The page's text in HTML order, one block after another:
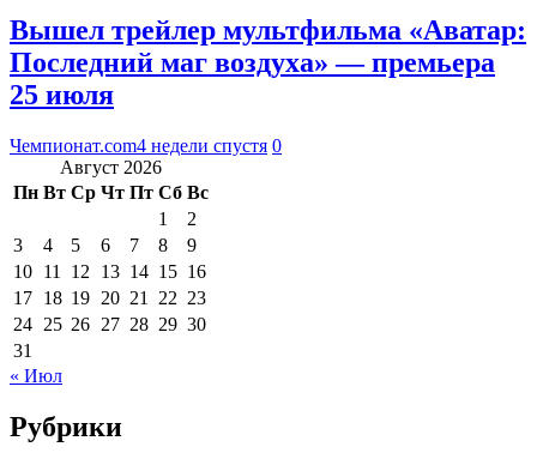
Вышел трейлер мультфильма «Аватар:
Последний маг воздуха» — премьера
25 июля
Чемпионат.com4 недели спустя 0
Август 2026
Пн Вт Ср Чт Пт Сб Вс
1
2
3
4 5 6 7 8
9
10 11 12 13 14 15 16
17 18 19 20 21 22 23
24 25 26 27 28 29 30
31
« Июл
Рубрики